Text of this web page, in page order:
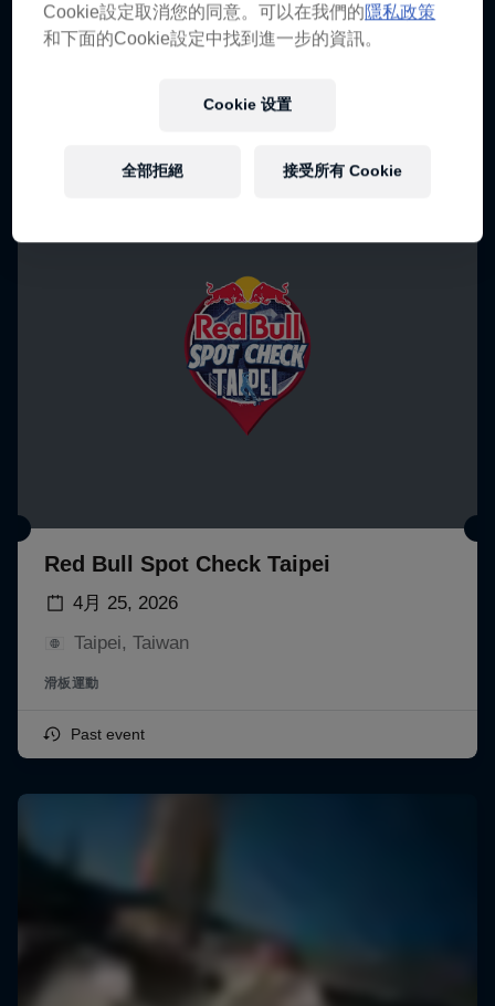
Red Bull Spot Check Taipei
4月 25, 2026
Taipei, Taiwan
滑板運動
Past event
Cookie設定取消您的同意。可以在我們的隱私政策
和下面的Cookie設定中找到進一步的資訊。
Cookie 设置
全部拒絕 接受所有 Cookie